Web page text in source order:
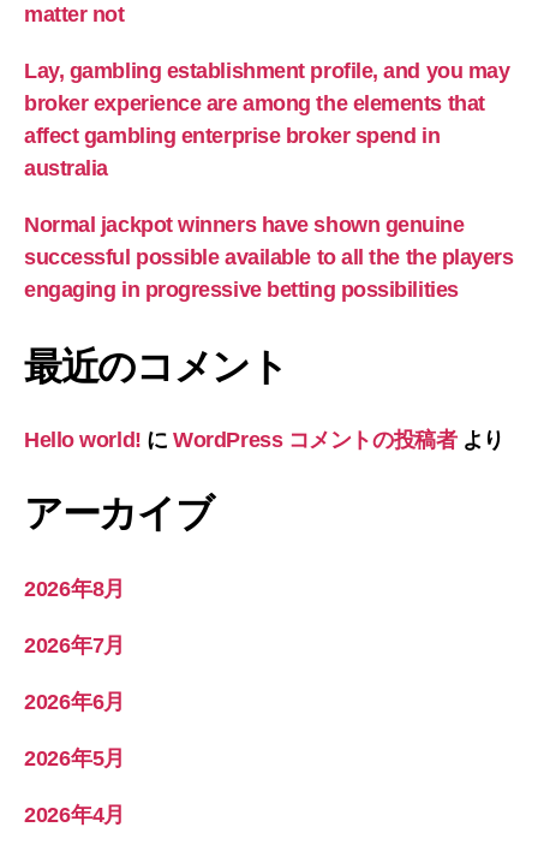
matter not
Lay, gambling establishment profile, and you may
broker experience are among the elements that
affect gambling enterprise broker spend in
australia
Normal jackpot winners have shown genuine
successful possible available to all the the players
engaging in progressive betting possibilities
最近のコメント
Hello world! にWordPress コメントの投稿者より
アーカイブ
2026年8月
2026年7月
2026年6月
2026年5月
2026年4月